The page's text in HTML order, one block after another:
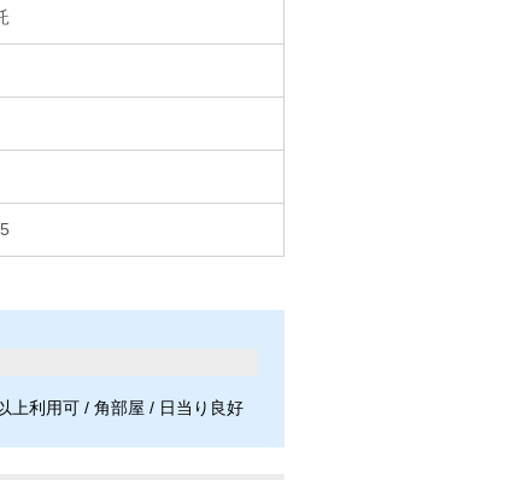
上利用可 / 角部屋 / 日当り良好